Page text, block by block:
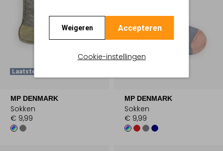
Weigeren Accepteren
Cookie-instellingen
Laatste Maten
MP DENMARK
Sokken
€ 9,99
MP DENMARK
Sokken
€ 9,99